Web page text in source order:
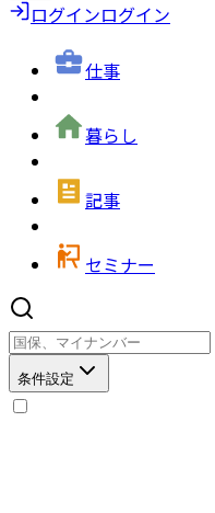
ログインログイン
仕事
暮らし
記事
セミナー
条件設定